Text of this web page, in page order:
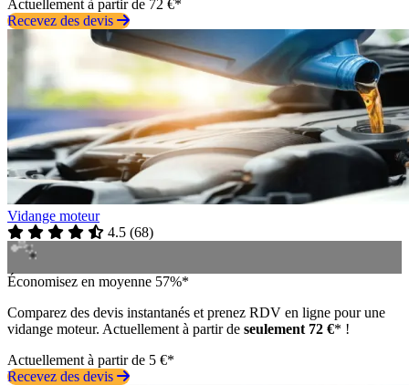
Actuellement à partir de 72 €*
Recevez des devis
Vidange moteur
4.5 (68)
Économisez en moyenne 57%*
Comparez des devis instantanés et prenez RDV en ligne pour une
vidange moteur. Actuellement à partir de seulement 72 €* !
Actuellement à partir de 5 €*
Recevez des devis